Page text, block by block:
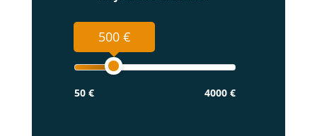
500 €
50 € 4000 €